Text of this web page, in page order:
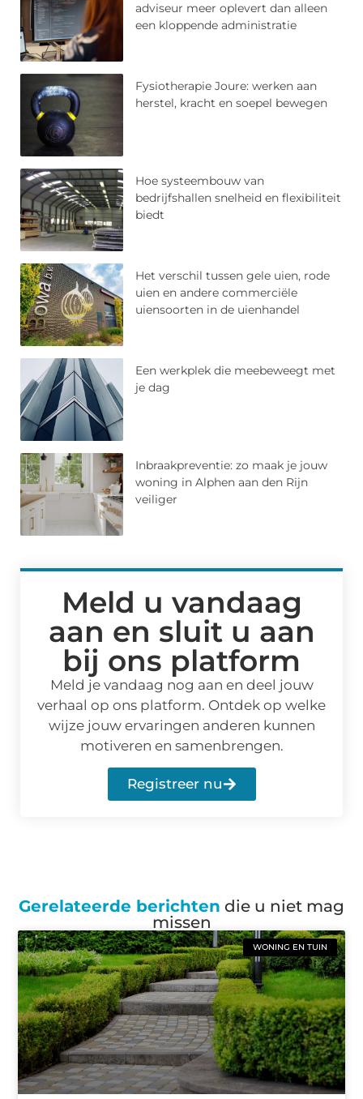
adviseur meer oplevert dan alleen
een kloppende administratie
Fysiotherapie Joure: werken aan
herstel, kracht en soepel bewegen
Hoe systeembouw van
bedrijfshallen snelheid en flexibiliteit
biedt
Het verschil tussen gele uien, rode
uien en andere commerciële
uiensoorten in de uienhandel
Een werkplek die meebeweegt met
je dag
Inbraakpreventie: zo maak je jouw
woning in Alphen aan den Rijn
veiliger
Meld u vandaag
aan en sluit u aan
bij ons platform
Meld je vandaag nog aan en deel jouw
verhaal op ons platform. Ontdek op welke
wijze jouw ervaringen anderen kunnen
motiveren en samenbrengen.
Registreer nu
Gerelateerde berichten die u niet mag
missen
WONING EN TUIN